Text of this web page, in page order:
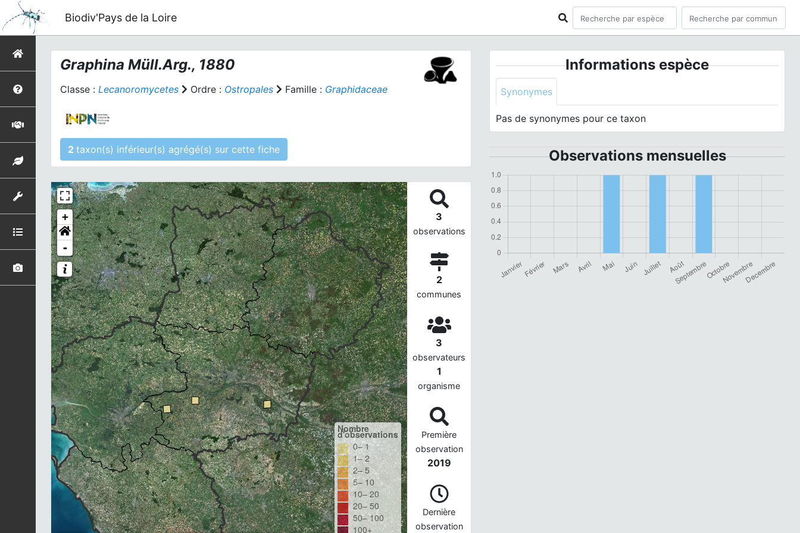
Biodiv'Pays de la Loire
Graphina Müll.Arg., 1880
Classe : Lecanoromycetes Ordre : Ostropales Famille : Graphidaceae
2 taxon(s) inférieur(s) agrégé(s) sur cette fiche
+
-
Nombre
d'observations
0– 1
1– 2
2– 5
5– 10
10– 20
20– 50
50– 100
100+
3
observations
2
communes
3
observateurs
1
organisme
Première
observation
2019
Dernière
observation
Informations espèce
Synonymes
Pas de synonymes pour ce taxon
Observations mensuelles